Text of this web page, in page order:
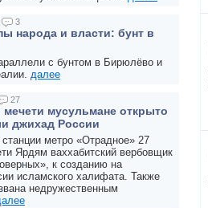
3
народа и власти: бунт в
с бунтом в Бирюлёво и
далее
27
мусульмане открыто
джихад России
метро «Отрадное» 27
Ярдям ваххабитский вербовщик
к созданию на
исламского халифата. Также
недружественным